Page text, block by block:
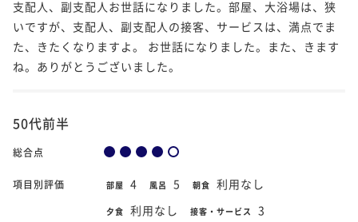
支配人、副支配人お世話になりました。部屋、大浴場は、狭
いですが、支配人、副支配人の接客、サービスは、満点でま
た、きたくなりますよ。 お世話になりました。また、きます
ね。ありがとうございました。
50代前半
総合点
項目別評価 部屋 4 風呂 5 朝食 利用なし
夕食 利用なし 接客・サービス 3